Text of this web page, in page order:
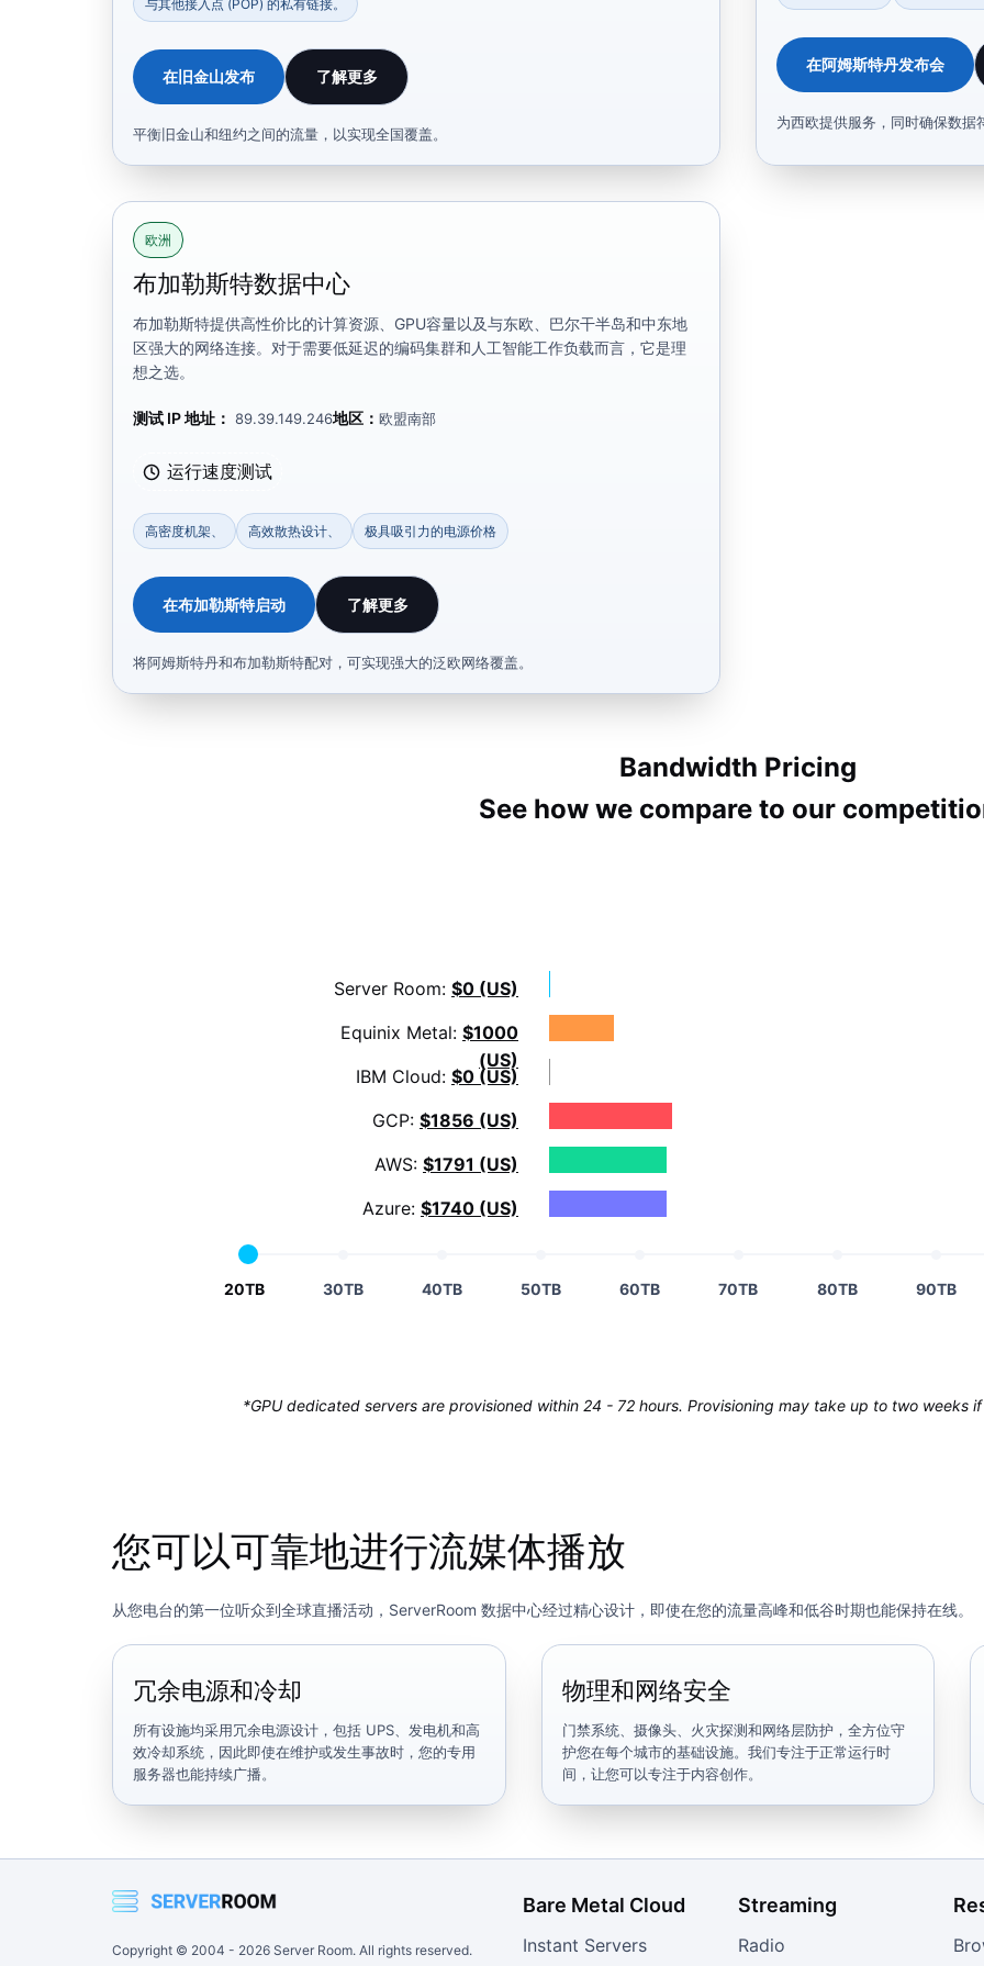
与其他接入点 (POP) 的私有链接。
在旧金山发布 了解更多
平衡旧金山和纽约之间的流量，以实现全国覆盖。
在阿姆斯特丹发布会
为西欧提供服务，同时确保数据
欧洲
布加勒斯特数据中心
布加勒斯特提供高性价比的计算资源、GPU容量以及与东欧、巴尔干半岛和中东地
区强大的网络连接。对于需要低延迟的编码集群和人工智能工作负载而言，它是理
想之选。
测试 IP 地址： 89.39.149.246地区： 欧盟南部
运行速度测试
高密度机架、 高效散热设计、 极具吸引力的电源价格
在布加勒斯特启动 了解更多
将阿姆斯特丹和布加勒斯特配对，可实现强大的泛欧网络覆盖。
Bandwidth Pricing
See how we compare to our
Server Room: $0 (US)
Equinix Metal: $1000
(US)
IBM Cloud: $0 (US)
GCP: $1856 (US)
AWS: $1791 (US)
Azure: $1740 (US)
20TB 30TB 40TB 50TB 60TB 70TB 80TB 90TB
*GPU dedicated servers are provisioned within 24 - 72 hours. Provisioning may take up to two weeks
您可以可靠地进行流媒体播放
从您电台的第一位听众到全球直播活动，ServerRoom 数据中心经过精心设计，即使在您的流量高峰和低谷时期也能保持在线。
冗余电源和冷却
所有设施均采用冗余电源设计，包括 UPS、发电机和高
效冷却系统，因此即使在维护或发生事故时，您的专用
服务器也能持续广播。
物理和网络安全
门禁系统、摄像头、火灾探测和网络层防护，全方位守
护您在每个城市的基础设施。我们专注于正常运行时
间，让您可以专注于内容创作。
Copyright © 2004 - 2026 Server Room. All rights reserved.
Bare Metal Cloud
Instant Servers
Streaming
Radio